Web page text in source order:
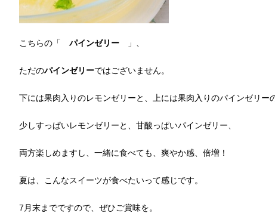
こちらの「パインゼリー 」、
ただのパインゼリーではございません。
下には果肉入りのレモンゼリーと、上には果肉入りのパインゼリー
少しすっぱいレモンゼリーと、甘酸っぱいパインゼリー、
両方楽しめますし、一緒に食べても、爽やか感、倍増！
夏は、こんなスイーツが食べたいって感じです。
7月末までですので、ぜひご賞味を。